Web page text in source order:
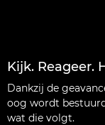
Kijk. Reageer.
Dankzij de
oog wordt
wat die volgt.